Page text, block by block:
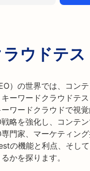
ウドテ
）の世界では、コン
ーワードクラウドテ
ワードクラウドで視
略を強化し、コンテ
門家、マーケティング
の機能と利点、そし
かを探ります。